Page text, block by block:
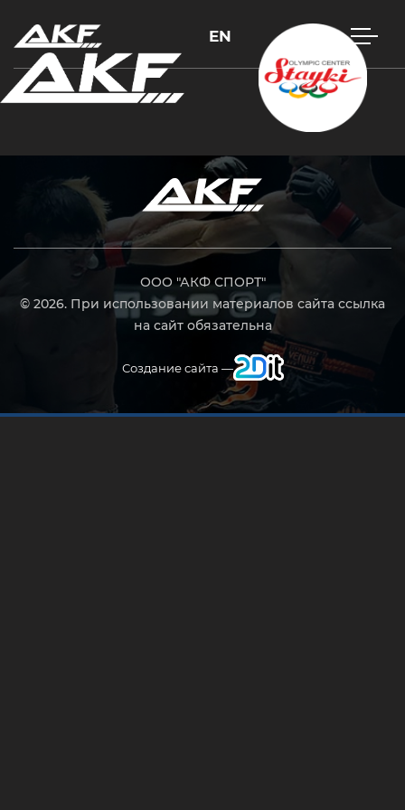
EN
ООО "АКФ СПОРТ"
© 2026. При использовании материалов сайта ссылка
на сайт обязательна
Создание сайта —
Нажмите Enter для поиска или Esc, чтобы закрыть